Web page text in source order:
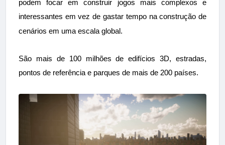
podem focar em construir jogos mais complexos e
interessantes em vez de gastar tempo na construção de
cenários em uma escala global.
São mais de 100 milhões de edifícios 3D, estradas,
pontos de referência e parques de mais de 200 países.